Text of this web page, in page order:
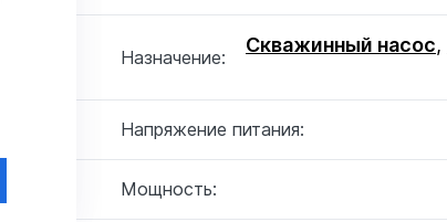
Назначение:
Скважинный насос,
Напряжение питания:
Мощность: